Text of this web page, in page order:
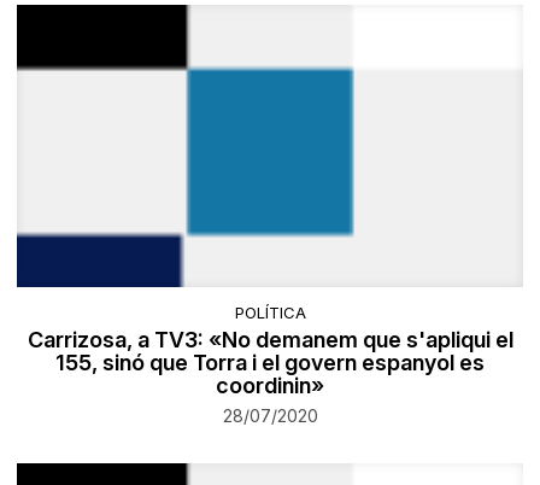
POLÍTICA
Carrizosa, a TV3: «No demanem que s'apliqui el
155, sinó que Torra i el govern espanyol es
coordinin»
28/07/2020